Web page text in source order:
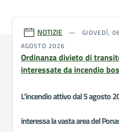
NOTIZIE
GIOVEDÌ,
AGOSTO 2026
Ordinanza divieto di
interessate da incendio
L'incendio attivo dal 5 agosto
interessa la vasta area del